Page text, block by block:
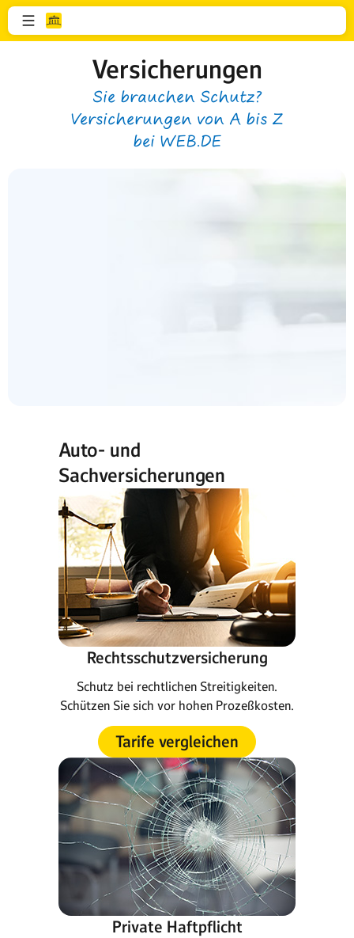
Versicherungen
Sie brauchen Schutz?
Versicherungen von A bis Z
bei WEB.DE
Auto- und
Sachversicherungen
Rechtsschutzversicherung
Schutz bei rechtlichen Streitigkeiten.
Schützen Sie sich vor hohen Prozeßkosten.
Tarife vergleichen
Private Haftpflicht